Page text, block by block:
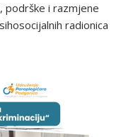
podrške i razmjene
radionica